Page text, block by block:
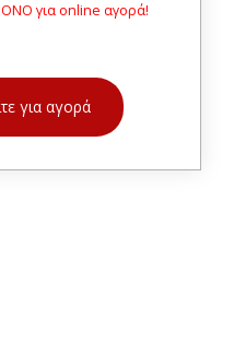
για online αγορά!
για αγορά